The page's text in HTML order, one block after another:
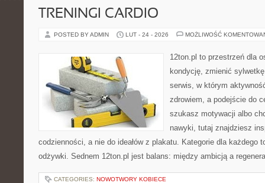
TRENINGI CARDIO
POSTED BY ADMIN LUT - 24 - 2026 MOŻLIWOŚĆ
12ton.pl to przestrzeń dla
kondycję, zmienić
serwis, w którym
zdrowiem, a podejście do
szukasz motywacji albo
nawyki, tutaj znajdziesz
codzienności, a nie do ideałów z plakatu. Kategorie dla każdego
odżywki. Sednem 12ton.pl jest balans: między ambicją a
CATEGORIES: NOWOTWORY KOBIECE